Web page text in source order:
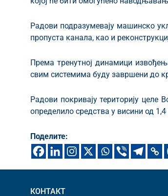
Радови подразумевају машинско
пропуста канала, као и
Према тренутној динамици
свим системима буду завршени до
Радови покривају територију целе
определило средства у висини од
Поделите:
КОНТАКТ